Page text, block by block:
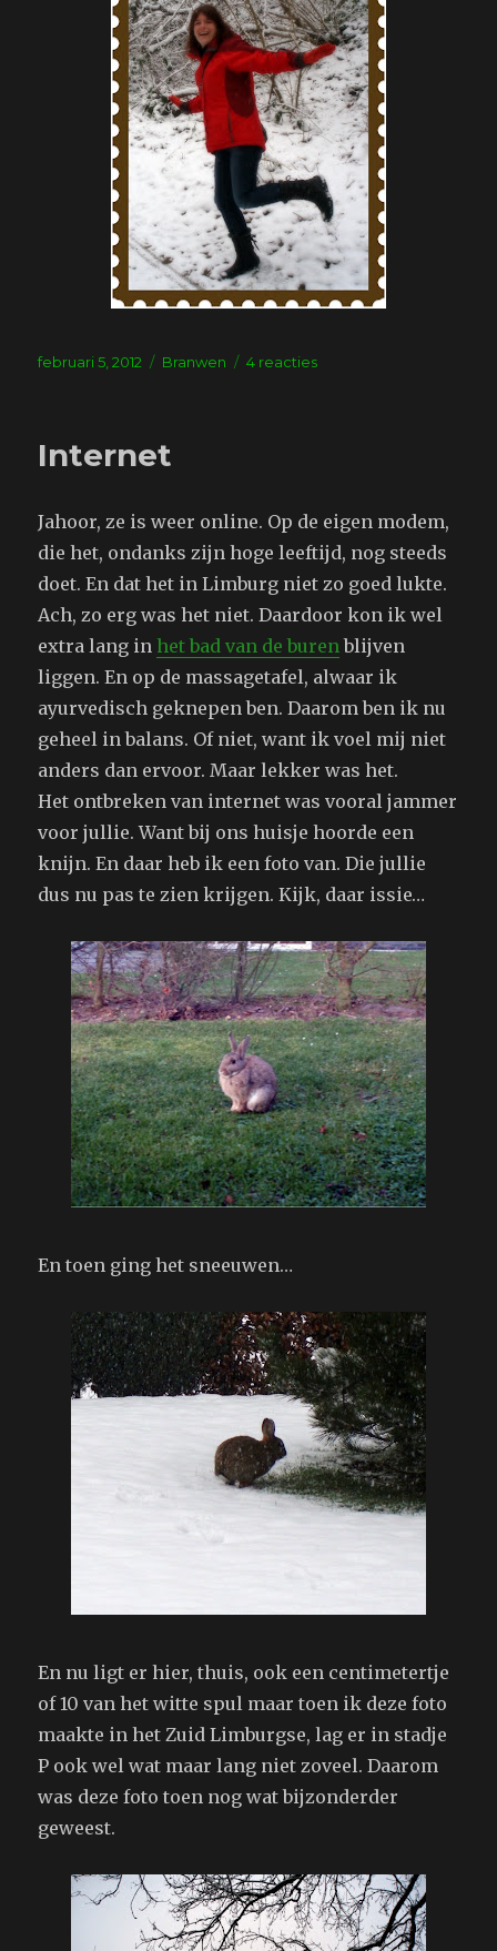
Geplaatst
februari 5, 2012 Tags
Branwen 4 reactiesop
Internet
Jahoor, ze is weer online. Op de eigen modem,
die het, ondanks zijn hoge leeftijd, nog steeds
doet. En dat het in Limburg niet zo goed lukte.
Ach, zo erg was het niet. Daardoor kon ik wel
extra lang inhet bad van de buren blijven
liggen. En op de massagetafel, alwaar ik
ayurvedisch geknepen ben. Daarom ben ik nu
geheel in balans. Of niet, want ik voel mij niet
anders dan ervoor. Maar lekker was het.
Het ontbreken van internet was vooral jammer
voor jullie. Want bij ons huisje hoorde een
knijn. En daar heb ik een foto van. Die jullie
dus nu pas te zien krijgen. Kijk, daar issie…
En toen ging het sneeuwen…
En nu ligt er hier, thuis, ook een centimetertje
of 10 van het witte spul maar toen ik deze foto
maakte in het Zuid Limburgse, lag er in stadje
P ook wel wat maar lang niet zoveel. Daarom
was deze foto toen nog wat bijzonderder
geweest.